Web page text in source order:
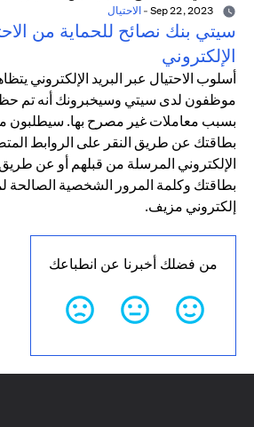
- الاحتيال
سيتي بنك نصائح للحماية من
الإلكتروني
أسلوب الاحتيال عبر البريد الإلكتروني
موظفون لدى سيتي وسيخبرونك أنه تم حظر
بسبب معاملات غير مصرح بها. سيطلبون
بطاقتك عن طريق النقر على الروابط
الإلكتروني المرسلة من قبلهم أو عن
بطاقتك وكلمة المرور الشخصية الصالحة
إلكتروني مزيف.
من فضلك أخبرنا عن انطباعك